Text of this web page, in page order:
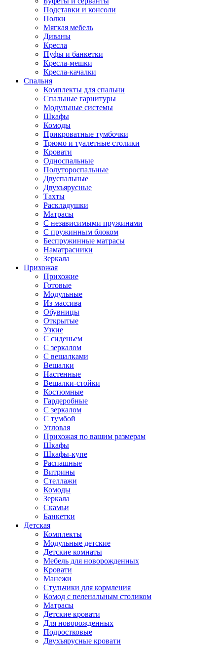
Подставки и консоли
Полки
Мягкая мебель
Диваны
Кресла
Пуфы и банкетки
Кресла-мешки
Кресла-качалки
Спальня
Комплекты для спальни
Спальные гарнитуры
Модульные системы
Шкафы
Комоды
Прикроватные тумбочки
Трюмо и туалетные столики
Кровати
Односпальные
Полутороспальные
Двуспальные
Двухъярусные
Тахты
Раскладушки
Матрасы
С независимыми пружинами
С пружинным блоком
Беспружинные матрасы
Наматрасники
Зеркала
Прихожая
Прихожие
Готовые
Модульные
Из массива
Обувницы
Открытые
Узкие
С сиденьем
С зеркалом
С вешалками
Вешалки
Настенные
Вешалки-стойки
Костюмные
Гардеробные
С зеркалом
С тумбой
Угловая
Прихожая по вашим размерам
Шкафы
Шкафы-купе
Распашные
Витрины
Стеллажи
Комоды
Зеркала
Скамьи
Банкетки
Детская
Комплекты
Модульные детские
Детские комнаты
Мебель для новорожденных
Кровати
Манежи
Стульчики для кормления
Комод с пеленальным столиком
Матрасы
Детские кровати
Для новорожденных
Подростковые
Двухъярусные кровати